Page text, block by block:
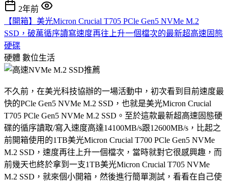
2年前
【開箱】美光Micron Crucial T705 PCle Gen5 NVMe M.2
SSD，破萬循序讀寫速度再往上升一個檔次的最新超高速固態
硬碟
硬體 數位生活
不久前，在美光科技協辦的一場活動中，初次看到目前速度最
快的PCle Gen5 NVMe M.2 SSD，也就是美光Micron Crucial
T705 PCle Gen5 NVMe M.2 SSD。至於這款最新超高速固態硬
碟的循序讀取/寫入速度高達14100MB/s跟12600MB/s，比起之
前開箱使用的1TB美光Micron Crucial T700 PCle Gen5 NVMe
M.2 SSD，速度再往上升一個檔次，當時就對它很感興趣，而
前幾天也終於拿到一支1TB美光Micron Crucial T705 NVMe
M.2 SSD，就來個小開箱，然後進行簡單測試，看看在自己使